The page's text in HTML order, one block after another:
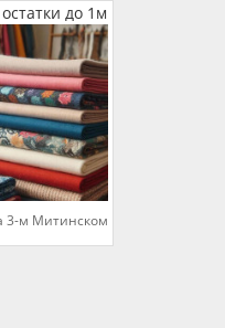
до 1м
3-м Митинском